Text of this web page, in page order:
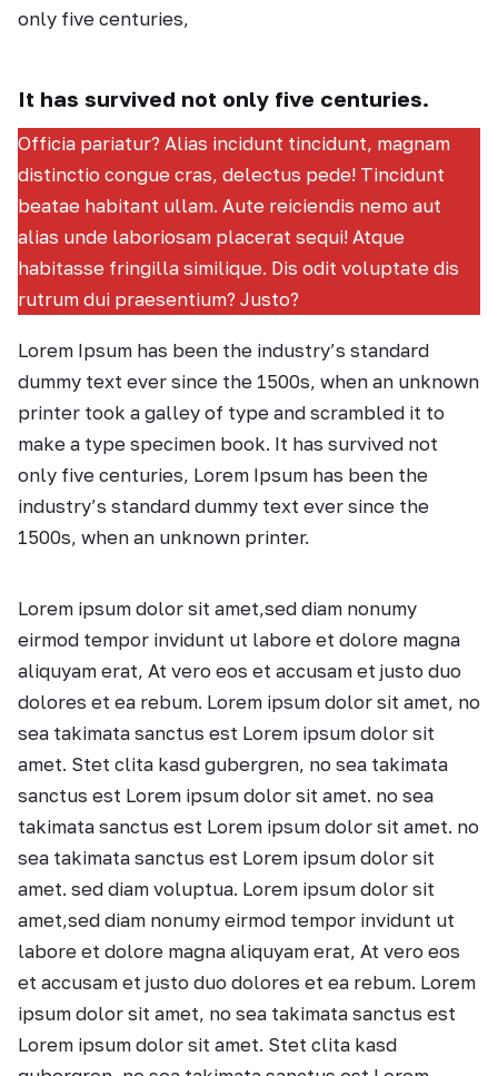
only five centuries,
It has survived not only five centuries.
Officia pariatur? Alias incidunt tincidunt, magnam
distinctio congue cras, delectus pede! Tincidunt
beatae habitant ullam. Aute reiciendis nemo aut
alias unde laboriosam placerat sequi! Atque
habitasse fringilla similique. Dis odit voluptate dis
rutrum dui praesentium? Justo?
Lorem Ipsum has been the industry’s standard
dummy text ever since the 1500s, when an unknown
printer took a galley of type and scrambled it to
make a type specimen book. It has survived not
only five centuries, Lorem Ipsum has been the
industry’s standard dummy text ever since the
1500s, when an unknown printer.
Lorem ipsum dolor sit amet,sed diam nonumy
eirmod tempor invidunt ut labore et dolore magna
aliquyam erat, At vero eos et accusam et justo duo
dolores et ea rebum. Lorem ipsum dolor sit amet, no
sea takimata sanctus est Lorem ipsum dolor sit
amet. Stet clita kasd gubergren, no sea takimata
sanctus est Lorem ipsum dolor sit amet. no sea
takimata sanctus est Lorem ipsum dolor sit amet. no
sea takimata sanctus est Lorem ipsum dolor sit
amet. sed diam voluptua. Lorem ipsum dolor sit
amet,sed diam nonumy eirmod tempor invidunt ut
labore et dolore magna aliquyam erat, At vero eos
et accusam et justo duo dolores et ea rebum. Lorem
ipsum dolor sit amet, no sea takimata sanctus est
Lorem ipsum dolor sit amet. Stet clita kasd